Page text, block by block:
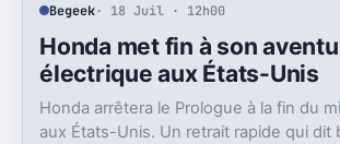
Begeek· 18 Juil · 12h00
Honda met fin à son
électrique aux États-Unis
Honda arrêtera le Prologue à la fin du
aux États-Unis. Un retrait rapide qui dit